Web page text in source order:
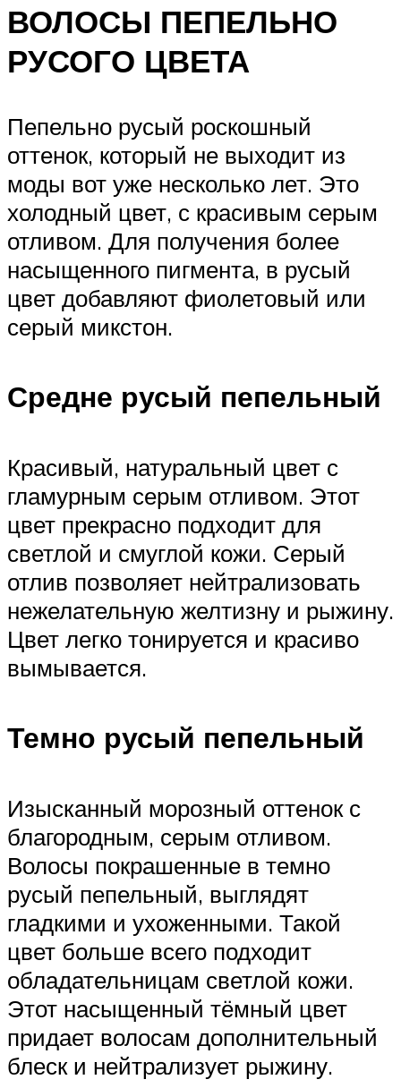
ВОЛОСЫ ПЕПЕЛЬНО
РУСОГО ЦВЕТА
Пепельно русый роскошный
оттенок, который не выходит из
моды вот уже несколько лет. Это
холодный цвет, с красивым серым
отливом. Для получения более
насыщенного пигмента, в русый
цвет добавляют фиолетовый или
серый микстон.
Средне русый пепельный
Красивый, натуральный цвет с
гламурным серым отливом. Этот
цвет прекрасно подходит для
светлой и смуглой кожи. Серый
отлив позволяет нейтрализовать
нежелательную желтизну и рыжину.
Цвет легко тонируется и красиво
вымывается.
Темно русый пепельный
Изысканный морозный оттенок с
благородным, серым отливом.
Волосы покрашенные в темно
русый пепельный, выглядят
гладкими и ухоженными. Такой
цвет больше всего подходит
обладательницам светлой кожи.
Этот насыщенный тёмный цвет
придает волосам дополнительный
блеск и нейтрализует рыжину.